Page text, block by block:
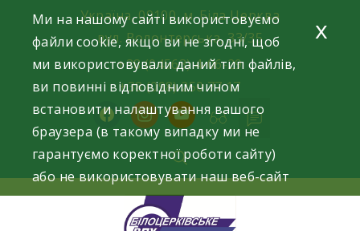
content
Україна, 09100, м. Біла Церква
вул. Волонтерська, 33/35
+38 (04563) 4-06-29
+38 (098) 250 77 17
facebookinstagramyoutube
Ми на нашому сайті використовуємо
файли cookie, якщо ви не згодні, щоб
ми використовували даний тип файлів,
ви повинні відповідним чином
встановити налаштування вашого
браузера (в такому випадку ми не
гарантуємо коректної роботи сайту)
або не використовувати наш веб-сайт
x